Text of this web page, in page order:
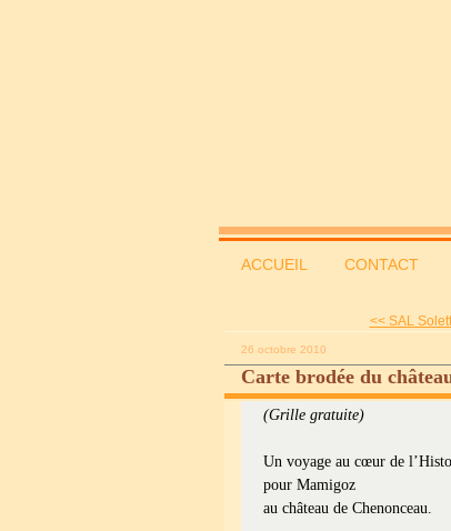
ACCUEIL CONTACT
<< SAL
26 octobre 2010
Carte brodée du
(Grille gratuite)
Un voyage au cœur de
pour Mamigoz
au château de Chenonceau.